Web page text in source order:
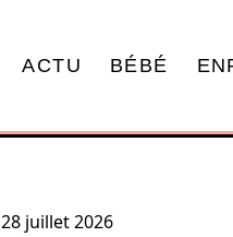
ACTU BÉBÉ
28 juillet 2026